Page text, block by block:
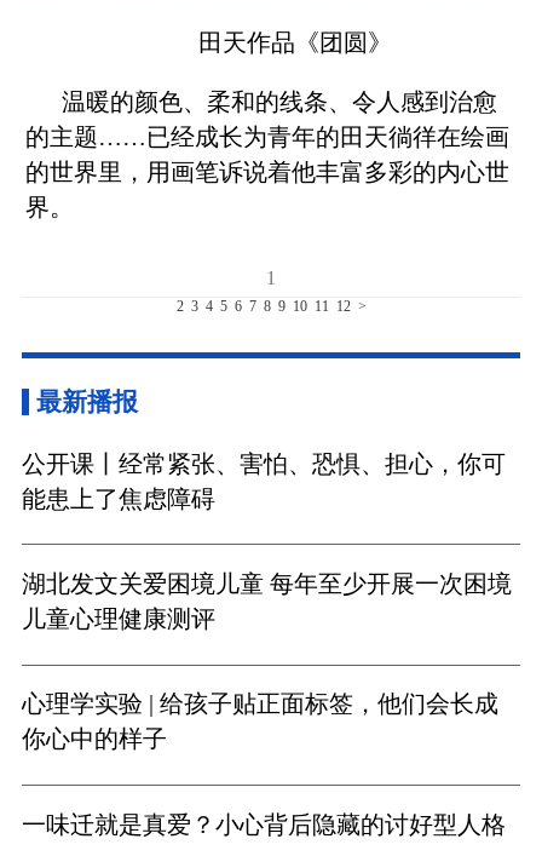
田天作品《团圆》
温暖的颜色、柔和的线条、令人感到治愈
的主题……已经成长为青年的田天徜徉在绘画
的世界里，用画笔诉说着他丰富多彩的内心世
界。
1
2 3 4 5 6 7 8 9 10 11 12 >
最新播报
公开课丨经常紧张、害怕、恐惧、担心，你可
能患上了焦虑障碍
湖北发文关爱困境儿童 每年至少开展一次困境
儿童心理健康测评
心理学实验 | 给孩子贴正面标签，他们会长成
你心中的样子
一味迁就是真爱？小心背后隐藏的讨好型人格